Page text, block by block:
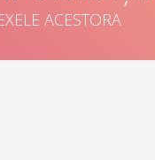
ACESTORA